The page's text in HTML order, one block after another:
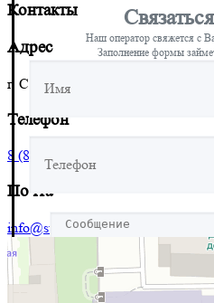
Наш оператор свяжется с
Заполнение формы
Контакты
Адрес
г. Санкт-Петербург 8‑я
Телефон
8 (804) 555-10-39
Почта
info@stroy-reyestr.ru